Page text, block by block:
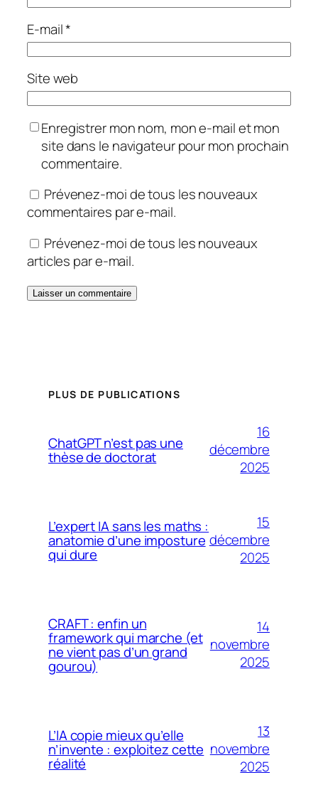
E-mail*
Site web
Enregistrer mon nom, mon e-mail et mon
site dans le navigateur pour mon prochain
commentaire.
Prévenez-moi de tous les nouveaux
commentaires par e-mail.
Prévenez-moi de tous les nouveaux
articles par e-mail.
PLUS DE PUBLICATIONS
ChatGPT n’est pas une
thèse de doctorat
16
décembre
2025
L’expert IA sans les maths :
anatomie d’une imposture
qui dure
15
décembre
2025
CRAFT : enfin un
framework qui marche (et
ne vient pas d’un grand
gourou)
14
novembre
2025
L’IA copie mieux qu’elle
n’invente : exploitez cette
réalité
13
novembre
2025